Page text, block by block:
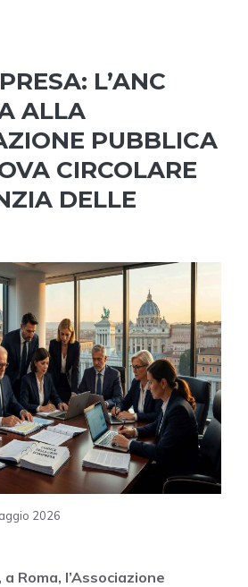
L’ANC
ALLA
PUBBLICA
CIRCOLARE
DELLE
2026
Roma, l’Associazione